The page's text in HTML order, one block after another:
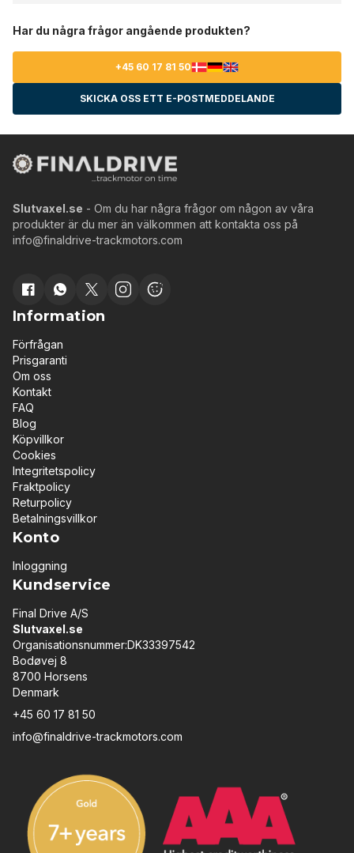
Har du några frågor angående produkten?
+45 60 17 81 50
SKICKA OSS ETT E-POSTMEDDELANDE
Slutvaxel.se - Om du har några frågor om någon av våra
produkter är du mer än välkommen att kontakta oss på
info@finaldrive-trackmotors.com
Information
Förfrågan
Prisgaranti
Om oss
Kontakt
FAQ
Blog
Köpvillkor
Cookies
Integritetspolicy
Fraktpolicy
Returpolicy
Betalningsvillkor
Konto
Inloggning
Kundservice
Final Drive A/S
Slutvaxel.se
Organisationsnummer:DK33397542
Bodøvej 8
8700 Horsens
Denmark
+45 60 17 81 50
info@finaldrive-trackmotors.com